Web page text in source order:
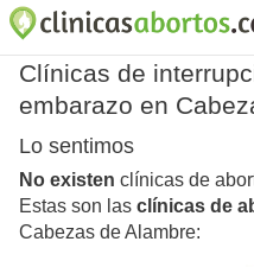
Clínicas de
embarazo en
Lo sentimos
No existen clínicas de
Estas son las clínicas de
Cabezas de Alambre: